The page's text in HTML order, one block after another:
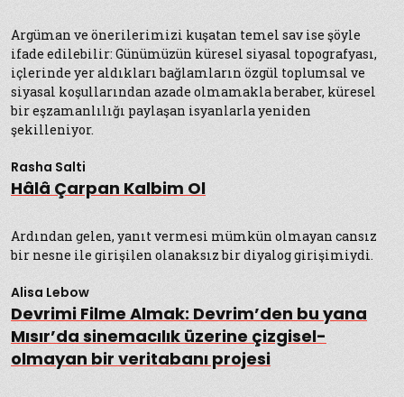
Argüman ve önerilerimizi kuşatan temel sav ise şöyle
ifade edilebilir: Günümüzün küresel siyasal topografyası,
içlerinde yer aldıkları bağlamların özgül toplumsal ve
siyasal koşullarından azade olmamakla beraber, küresel
bir eşzamanlılığı paylaşan isyanlarla yeniden
şekilleniyor.
Rasha Salti
Hâlâ Çarpan Kalbim Ol
Ardından gelen, yanıt vermesi mümkün olmayan cansız
bir nesne ile girişilen olanaksız bir diyalog girişimiydi.
Alisa Lebow
Devrimi Filme Almak: Devrim’den bu yana
Mısır’da sinemacılık üzerine çizgisel-
olmayan bir veritabanı projesi